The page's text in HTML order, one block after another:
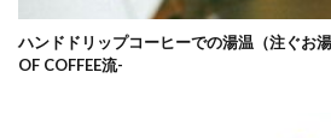
ハンドドリップコーヒーでの湯温（注ぐお
OF COFFEE流-